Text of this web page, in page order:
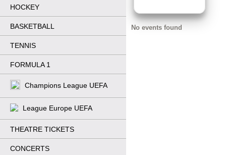
No events found
HOCKEY
BASKETBALL
TENNIS
FORMULA 1
Champions League UEFA
League Europe UEFA
THEATRE TICKETS
CONCERTS